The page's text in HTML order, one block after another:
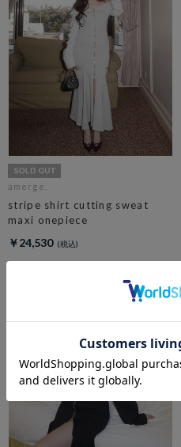
amerge.
stripe shirt cutting sweat
maxi onepiece
￥24,530